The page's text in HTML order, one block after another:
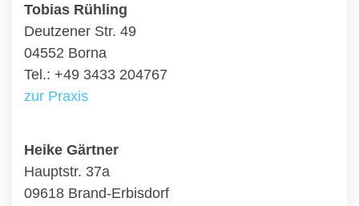
Tobias Rühling
Deutzener Str. 49
04552 Borna
Tel.: +49 3433 204767
zur Praxis
Heike Gärtner
Hauptstr. 37a
09618 Brand-Erbisdorf